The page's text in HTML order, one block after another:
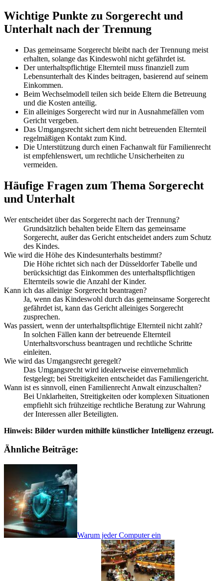
Wichtige Punkte zu Sorgerecht und
Unterhalt nach der Trennung
Das gemeinsame Sorgerecht bleibt nach der Trennung meist
erhalten, solange das Kindeswohl nicht gefährdet ist.
Der unterhaltspflichtige Elternteil muss finanziell zum
Lebensunterhalt des Kindes beitragen, basierend auf seinem
Einkommen.
Beim Wechselmodell teilen sich beide Eltern die Betreuung
und die Kosten anteilig.
Ein alleiniges Sorgerecht wird nur in Ausnahmefällen vom
Gericht vergeben.
Das Umgangsrecht sichert dem nicht betreuenden Elternteil
regelmäßigen Kontakt zum Kind.
Die Unterstützung durch einen Fachanwalt für Familienrecht
ist empfehlenswert, um rechtliche Unsicherheiten zu
vermeiden.
Häufige Fragen zum Thema Sorgerecht
und Unterhalt
Wer entscheidet über das Sorgerecht nach der Trennung?
Grundsätzlich behalten beide Eltern das gemeinsame
Sorgerecht, außer das Gericht entscheidet anders zum Schutz
des Kindes.
Wie wird die Höhe des Kindesunterhalts bestimmt?
Die Höhe richtet sich nach der Düsseldorfer Tabelle und
berücksichtigt das Einkommen des unterhaltspflichtigen
Elternteils sowie die Anzahl der Kinder.
Kann ich das alleinige Sorgerecht beantragen?
Ja, wenn das Kindeswohl durch das gemeinsame Sorgerecht
gefährdet ist, kann das Gericht alleiniges Sorgerecht
zusprechen.
Was passiert, wenn der unterhaltspflichtige Elternteil nicht zahlt?
In solchen Fällen kann der betreuende Elternteil
Unterhaltsvorschuss beantragen und rechtliche Schritte
einleiten.
Wie wird das Umgangsrecht geregelt?
Das Umgangsrecht wird idealerweise einvernehmlich
festgelegt; bei Streitigkeiten entscheidet das Familiengericht.
Wann ist es sinnvoll, einen Familienrecht Anwalt einzuschalten?
Bei Unklarheiten, Streitigkeiten oder komplexen Situationen
empfiehlt sich frühzeitige rechtliche Beratung zur Wahrung
der Interessen aller Beteiligten.
Hinweis: Bilder wurden mithilfe künstlicher Intelligenz erzeugt.
Ähnliche Beiträge:
Warum jeder Computer ein